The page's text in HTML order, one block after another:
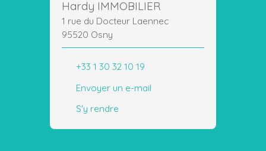
Hardy IMMOBILIER
1 rue du Docteur Laennec
95520 Osny
+33 1 30 32 10 19
Envoyer un e-mail
S'y rendre